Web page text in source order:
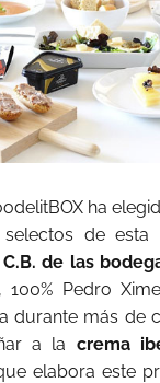
ha
de esta
C.B. de las
100% Pedro
durante más de
a la crema
elabora este